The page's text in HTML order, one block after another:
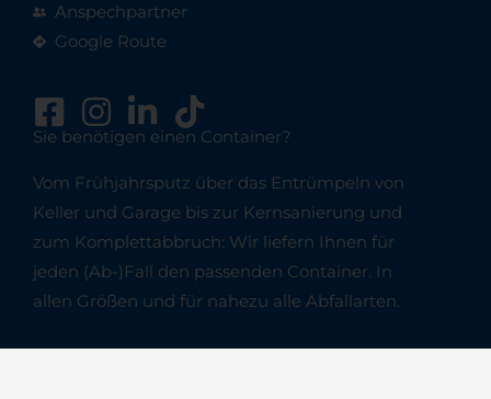
Anspechpartner
Google Route
Sie benötigen einen Container?
Vom Frühjahrsputz über das Entrümpeln von
Keller und Garage bis zur Kernsanierung und
zum Komplettabbruch: Wir liefern Ihnen für
jeden (Ab-)Fall den passenden Container. In
allen Größen und für nahezu alle Abfallarten.